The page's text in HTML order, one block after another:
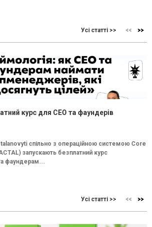
Усі статті >>
курс для CEO та фаундерів
talanovyti спільно з операційною системою Core
запускають безплатний курс
фаундерам...
Усі статті >>